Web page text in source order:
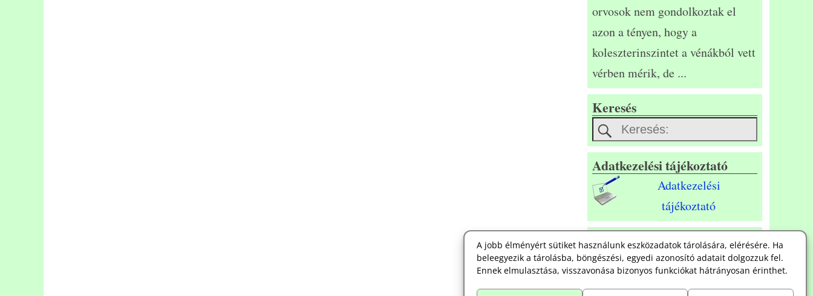
A jobb élményért sütiket használunk eszközadatok tárolására, elérésére. Ha
beleegyezik a tárolásba, böngészési, egyedi azonosító adatait dolgozzuk fel.
Ennek elmulasztása, visszavonása bizonyos funkciókat hátrányosan érinthet.
orvosok nem gondolkoztak el
azon a tényen, hogy a
koleszterinszintet a vénákból vett
vérben mérik, de ...
Keresés
Adatkezelési tájékoztató
Adatkezelési
tájékoztató
Süti szabályzat
Süti